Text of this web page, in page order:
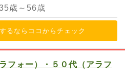
歳～ 56歳
るならココからチェック
フォー）・５０代（アラフ